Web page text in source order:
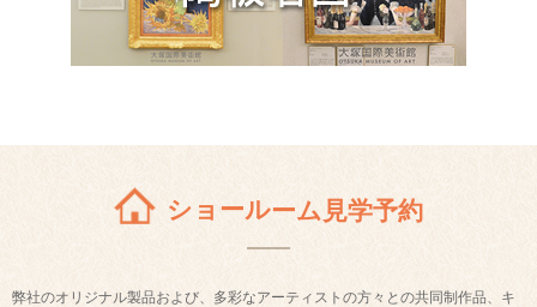
ショールーム見学予約
弊社のオリジナル製品および、多彩なアーティストの方々との共同制作品、キ